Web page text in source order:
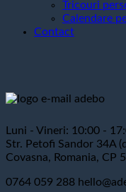
Tricouri
Calendare
Contact
Luni - Vineri: 10:00 -
Str. Petofi Sandor 34A
Covasna, Romania, CP
0764 059 288